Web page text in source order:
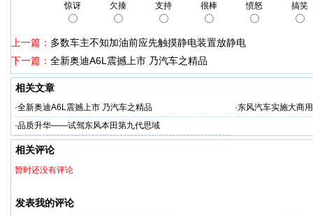
惊讶 欠揍 支持 很棒 愤怒 搞笑
上一篇： 多数车主不知加油前应先触摸静电装置放静电
下一篇： 全新奥迪A6L震撼上市 乃汽车之精品
相关文章
·全新奥迪A6L震撼上市 乃汽车之精品 ·东风汽车实施大商
·品质升华——试驾东风本田第九代思域
相关评论
暂时还没有评论
发表我的评论